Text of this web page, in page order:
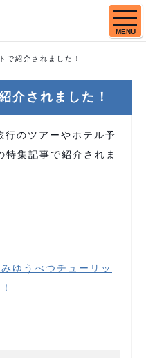
MENU
で紹介されました！
介されました！
行のツアーやホテル予
集記事で紹介されま
ゆうべつチューリッ